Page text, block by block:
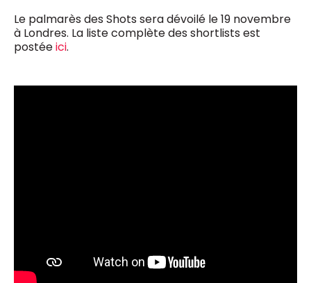
Le palmarès des Shots sera dévoilé le 19 novembre
à Londres. La liste complète des shortlists est
postéeici.
Des questions ?